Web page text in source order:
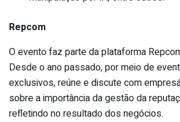
Repcom
O evento faz parte da plataforma
Desde o ano passado, por meio de
exclusivos, reúne e discute com
sobre a importância da gestão da
refletindo no resultado dos negócios.